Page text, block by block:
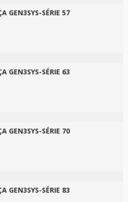
GEN3SYS-SÉRIE 57
GEN3SYS-SÉRIE 63
GEN3SYS-SÉRIE 70
GEN3SYS-SÉRIE 83